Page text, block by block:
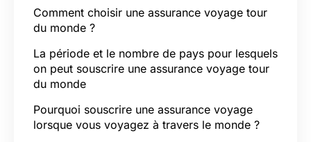
Comment choisir une assurance voyage tour
du monde ?
La période et le nombre de pays pour lesquels
on peut souscrire une assurance voyage tour
du monde
Pourquoi souscrire une assurance voyage
lorsque vous voyagez à travers le monde ?